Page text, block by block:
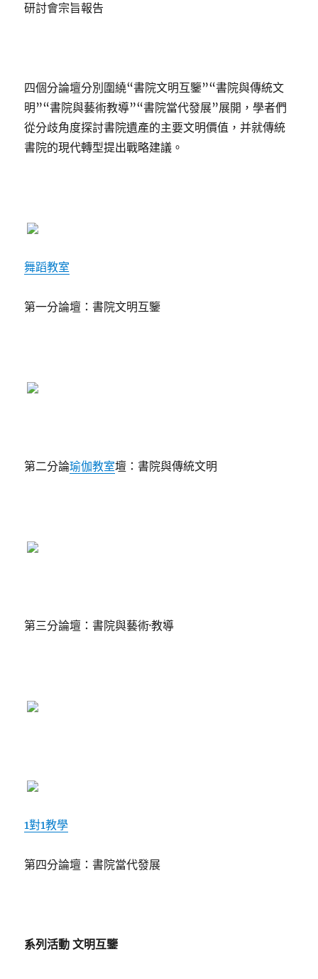
研討會宗旨報告
四個分論壇分別圍繞“書院文明互鑒”“書院與傳統文
明”“書院與藝術教導”“書院當代發展”展開，學者們
從分歧角度探討書院遺產的主要文明價值，并就傳統
書院的現代轉型提出戰略建議。
舞蹈教室
第一分論壇：書院文明互鑒
第二分論瑜伽教室壇：書院與傳統文明
第三分論壇：書院與藝術·教導
1對1教學
第四分論壇：書院當代發展
系列活動 文明互鑒